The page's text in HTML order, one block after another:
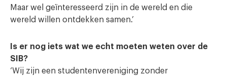
Maar wel geïnteresseerd zijn in de wereld en die
wereld willen ontdekken samen.’
Is er nog iets wat we echt moeten weten over de
SIB?
‘Wij zijn een studentenvereniging zonder